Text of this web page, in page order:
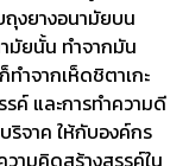
งยางอนามัยบน
มัยนั้น ทำจากมัน
ำจากเห็ดชิตาเกะ
ค์ และการทำความดี
ริจาค ให้กับองค์กร